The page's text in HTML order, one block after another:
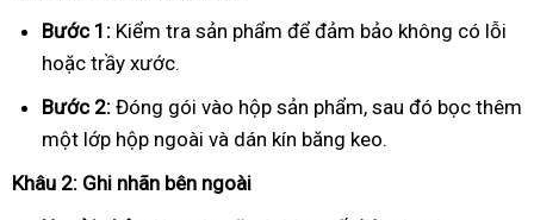
Bước 1: Kiểm tra sản phẩm để đảm bảo không có lỗi
hoặc trầy xước.
Bước 2: Đóng gói vào hộp sản phẩm, sau đó bọc thêm
một lớp hộp ngoài và dán kín băng keo.
Khâu 2: Ghi nhãn bên ngoài